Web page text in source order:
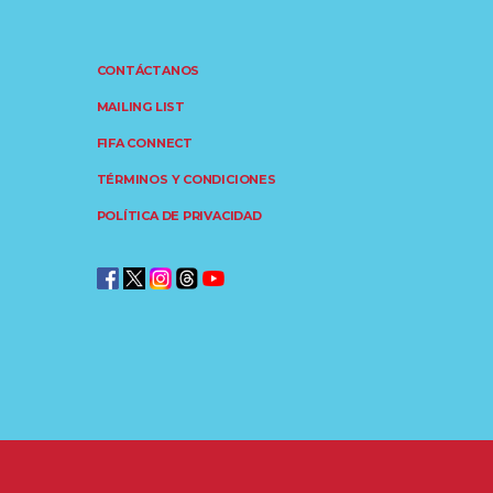
CONTÁCTANOS
MAILING LIST
FIFA CONNECT
TÉRMINOS Y CONDICIONES
POLÍTICA DE PRIVACIDAD